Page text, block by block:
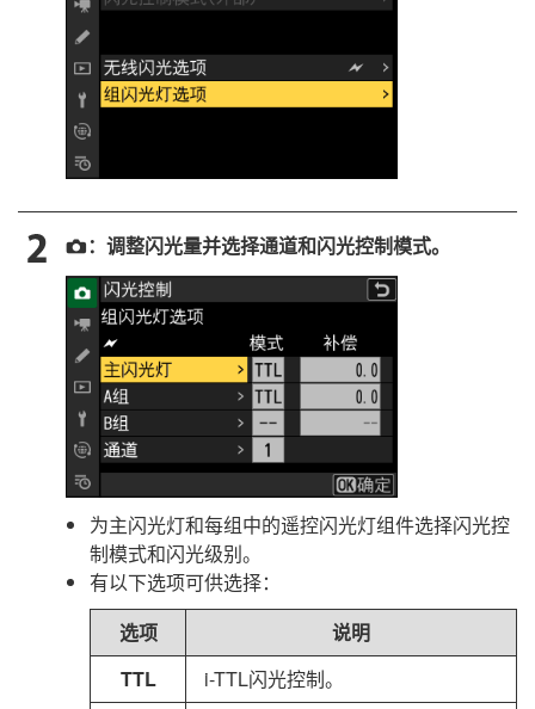
C ：调整闪光量并选择通道和闪光控制模式。
为主闪光灯和每组中的遥控闪光灯组件选择闪光控
制模式和闪光级别。
有以下选项可供选择：
选项
说明
TTL
i-TTL闪光控制。